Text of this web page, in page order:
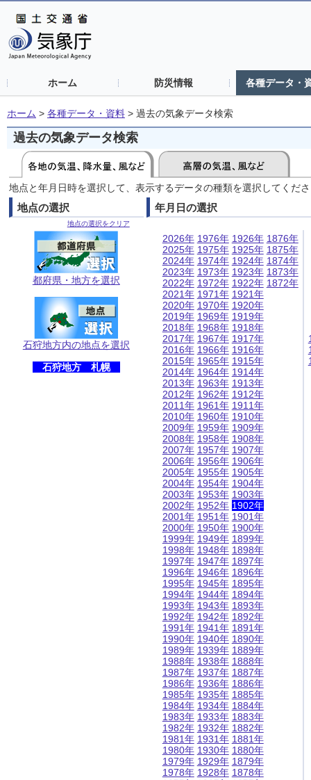
ホーム 防災情報 各種データ・
ホーム > 各種データ・資料 > 過去の気象データ検索
過去の気象データ検索
地点と年月日時を選択して、表示するデータの種類を選択してくだ
地点の選択
地点の選択をクリア
都府県・地方を選択
石狩地方内の地点を選択
石狩地方 札幌
年月日の選択
2026年
2025年
2024年
2023年
2022年
2021年
2020年
2019年
2018年
2017年
2016年
2015年
2014年
2013年
2012年
2011年
2010年
2009年
2008年
2007年
2006年
2005年
2004年
2003年
2002年
2001年
2000年
1999年
1998年
1997年
1996年
1995年
1994年
1993年
1992年
1991年
1990年
1989年
1988年
1987年
1986年
1985年
1984年
1983年
1982年
1981年
1980年
1979年
1978年
1976年
1975年
1974年
1973年
1972年
1971年
1970年
1969年
1968年
1967年
1966年
1965年
1964年
1963年
1962年
1961年
1960年
1959年
1958年
1957年
1956年
1955年
1954年
1953年
1952年
1951年
1950年
1949年
1948年
1947年
1946年
1945年
1944年
1943年
1942年
1941年
1940年
1939年
1938年
1937年
1936年
1935年
1934年
1933年
1932年
1931年
1930年
1929年
1928年
1926年
1925年
1924年
1923年
1922年
1921年
1920年
1919年
1918年
1917年
1916年
1915年
1914年
1913年
1912年
1911年
1910年
1909年
1908年
1907年
1906年
1905年
1904年
1903年
1902年
1901年
1900年
1899年
1898年
1897年
1896年
1895年
1894年
1893年
1892年
1891年
1890年
1889年
1888年
1887年
1886年
1885年
1884年
1883年
1882年
1881年
1880年
1879年
1878年
1876年
1875年
1874年
1873年
1872年